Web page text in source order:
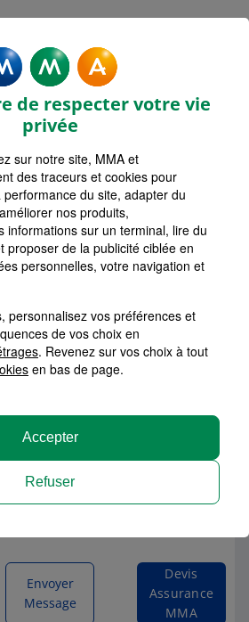
Franche-Comté
(71)
Envoyer
Message
Devis
Assurance
MMA
de respecter votre vie
privée
sur notre site, MMA et
des traceurs et cookies pour
du site, adapter du
nos produits,
informations sur un terminal, lire du
proposer de la publicité ciblée en
personnelles, votre navigation et
personnalisez vos préférences et
de vos choix en
. Revenez sur vos choix à tout
en bas de page.
Refuser
Accepter